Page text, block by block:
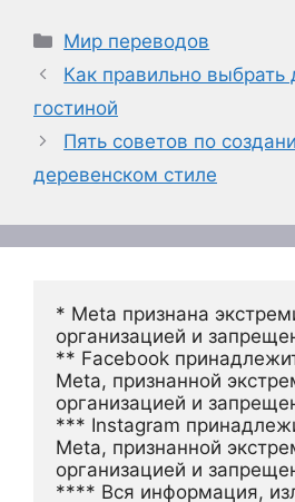
Рубрики
Мир переводов
Как правильно
гостиной
Пять советов по
деревенском стиле
* Meta признана
организацией и
** Facebook
Meta, признанной
организацией и
*** Instagram
Meta, признанной
организацией и
**** Вся информация,